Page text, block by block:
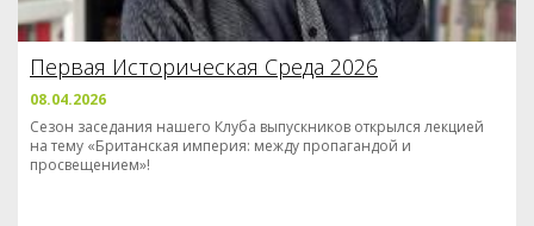
Первая Историческая Среда 2026
08.04.2026
Сезон заседания нашего Клуба выпускников открылся лекцией
на тему «Британская империя: между пропагандой и
просвещением»!